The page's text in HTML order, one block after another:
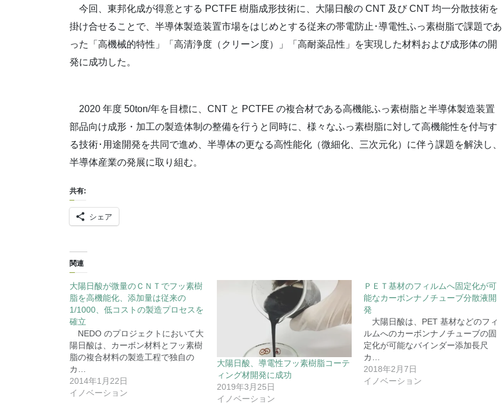
今回、東邦化成が得意とする PCTFE 樹脂成形技術に、大陽日酸の CNT 及び CNT 均一分散技術を
掛け合せることで、半導体製造装置市場をはじめとする従来の帯電防止･導電性ふっ素樹脂で課題であ
った「高機械的特性」「高清浄度（クリーン度）」「高耐薬品性」を実現した材料および成形体の開
発に成功した。
2020 年度 50ton/年を目標に、CNT と PCTFE の複合材である高機能ふっ素樹脂と半導体製造装置
部品向け成形・加工の製造体制の整備を行うと同時に、様々なふっ素樹脂に対して高機能性を付与す
る技術･用途開発を共同で進め、半導体の更なる高性能化（微細化、三次元化）に伴う課題を解決し、
半導体産業の発展に取り組む。
共有:
シェア
関連
大陽日酸が微量のＣＮＴでフッ素樹
脂を高機能化、添加量は従来の
1/1000、低コストの製造プロセスを
確立
NEDO のプロジェクトにおいて大
陽日酸は、カーボン材料とフッ素樹
脂の複合材料の製造工程で独自の
カ…
2014年1月22日
イノベーション
大陽日酸、導電性フッ素樹脂コーテ
ィング材開発に成功
2019年3月25日
イノベーション
ＰＥＴ基材のフィルムへ固定化が可
能なカーボンナノチューブ分散液開
発
大陽日酸は、PET 基材などのフィ
ルムへのカーボンナノチューブの固
定化が可能なバインダー添加長尺
カ…
2018年2月7日
イノベーション